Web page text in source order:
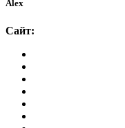
Alex
Сайт: